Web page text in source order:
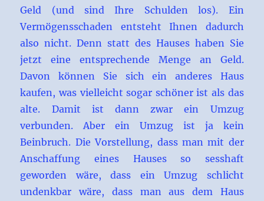
Geld (und sind Ihre Schulden los). Ein
Vermögensschaden entsteht Ihnen dadurch
also nicht. Denn statt des Hauses haben Sie
jetzt eine entsprechende Menge an Geld.
Davon können Sie sich ein anderes Haus
kaufen, was vielleicht sogar schöner ist als das
alte. Damit ist dann zwar ein Umzug
verbunden. Aber ein Umzug ist ja kein
Beinbruch. Die Vorstellung, dass man mit der
Anschaffung eines Hauses so sesshaft
geworden wäre, dass ein Umzug schlicht
undenkbar wäre, dass man aus dem Haus